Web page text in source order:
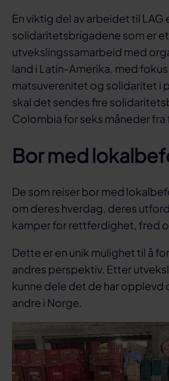
En viktig del av arbeidet til LAG
solidaritetsbrigadene som er et
utvekslingssamarbeid med
land i Latin-Amerika, med
matsuverenitet og solidaritet i
skal det sendes fire
Colombia for seks måneder fra
Bor med
De som reiser bor med
om deres hverdag, deres
kamper for rettferdighet, fred
Dette er en unik mulighet til å
andres perspektiv. Etter
kunne dele det de har
andre i Norge.